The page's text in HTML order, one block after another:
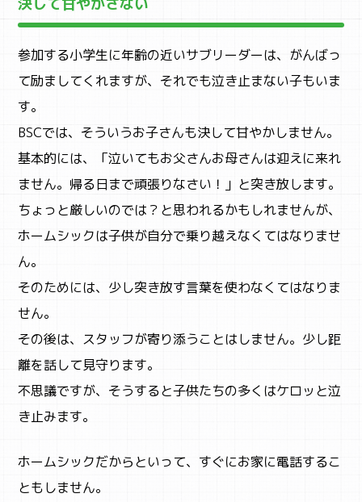
キャンプ・自然体験
CAMP
参加する小学生に年齢の近いサブリーダーは、がんばっ
て励ましてくれますが、それでも泣き止まない子もいま
す。
BSCでは、そういうお子さんも決して甘やかしません。
基本的には、「泣いてもお父さんお母さんは迎えに来れ
ません。帰る日まで頑張りなさい！」と突き放します。
ちょっと厳しいのでは？と思われるかもしれませんが、
ホームシックは子供が自分で乗り越えなくてはなりませ
ん。
そのためには、少し突き放す言葉を使わなくてはなりま
せん。
その後は、スタッフが寄り添うことはしません。少し距
離を話して見守ります。
不思議ですが、そうすると子供たちの多くはケロッと泣
き止みます。
ホームシックだからといって、すぐにお家に電話するこ
ともしません。